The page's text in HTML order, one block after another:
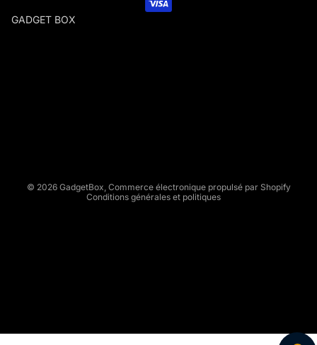
GADGET BOX
© 2026 GadgetBox Commerce électronique propulsé par Shopify
Conditions générales et politiques